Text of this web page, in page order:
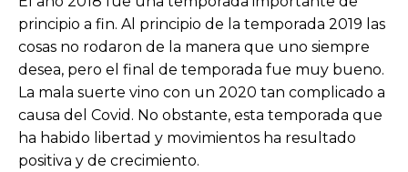
principio a fin. Al principio de la temporada 2019 las
cosas no rodaron de la manera que uno siempre
desea, pero el final de temporada fue muy bueno.
La mala suerte vino con un 2020 tan complicado a
causa del Covid. No obstante, esta temporada que
ha habido libertad y movimientos ha resultado
positiva y de crecimiento.